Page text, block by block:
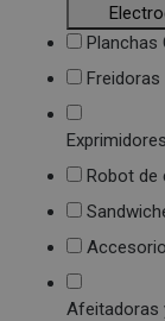
Planchas
Freidoras
Robot de
Afeitadoras